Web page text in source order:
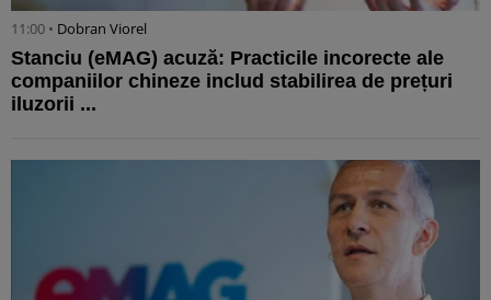
11:00 • Dobran Viorel
Stanciu (eMAG) acuză: Practicile incorecte ale
companiilor chineze includ stabilirea de prețuri
iluzorii ...